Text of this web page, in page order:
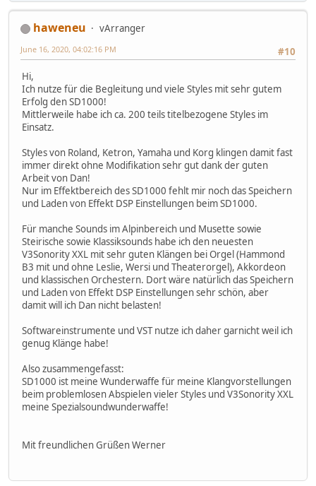
haweneu
vArranger
#10
June 16, 2020, 04:02:16 PM
Hi,
Ich nutze für die Begleitung und viele Styles mit sehr gutem
Erfolg den SD1000!
Mittlerweile habe ich ca. 200 teils titelbezogene Styles im
Einsatz.
Styles von Roland, Ketron, Yamaha und Korg klingen damit fast
immer direkt ohne Modifikation sehr gut dank der guten
Arbeit von Dan!
Nur im Effektbereich des SD1000 fehlt mir noch das Speichern
und Laden von Effekt DSP Einstellungen beim SD1000.
Für manche Sounds im Alpinbereich und Musette sowie
Steirische sowie Klassiksounds habe ich den neuesten
V3Sonority XXL mit sehr guten Klängen bei Orgel (Hammond
B3 mit und ohne Leslie, Wersi und Theaterorgel), Akkordeon
und klassischen Orchestern. Dort wäre natürlich das Speichern
und Laden von Effekt DSP Einstellungen sehr schön, aber
damit will ich Dan nicht belasten!
Softwareinstrumente und VST nutze ich daher garnicht weil ich
genug Klänge habe!
Also zusammengefasst:
SD1000 ist meine Wunderwaffe für meine Klangvorstellungen
beim problemlosen Abspielen vieler Styles und V3Sonority XXL
meine Spezialsoundwunderwaffe!
Mit freundlichen Grüßen Werner